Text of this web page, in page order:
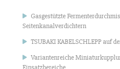
Gasgestützte
Seitenkanalverdichtern
TSUBAKI KABELSCHLEPP auf
Variantenreiche
Einsatzbereiche